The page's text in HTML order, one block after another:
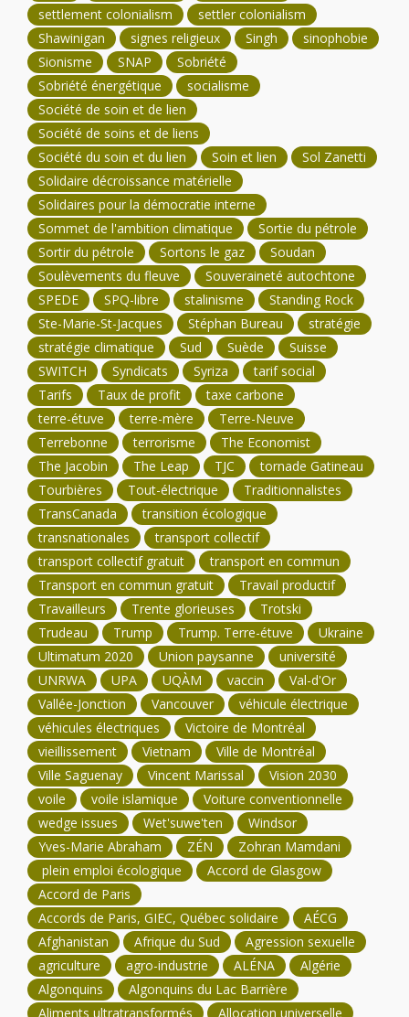
settlement colonialism
settler colonialism
Shawinigan
signes religieux Singh
sinophobie
Sionisme
SNAP
Sobriété
Sobriété énergétique
socialisme
Société de soin et de lien
Société de soins et de liens
Société du soin et du lien
Soin et lien
Sol Zanetti
Solidaire décroissance matérielle
Solidaires pour la démocratie interne
Sommet de l'ambition climatique
Sortie du pétrole
Sortir du pétrole
Sortons le gaz
Soudan
Soulèvements du fleuve
Souveraineté autochtone
SPEDE
SPQ-libre stalinisme
Standing Rock
Ste-Marie-St-Jacques
Stéphan Bureau
stratégie
stratégie climatique
Sud Suède
Suisse
SWITCH
Syndicats Syriza
tarif social
Tarifs
Taux de profit
taxe carbone
terre-étuve
terre-mère
Terre-Neuve
Terrebonne
terrorisme
The Economist
The Jacobin
The Leap TJC
tornade Gatineau
Tourbières
Tout-électrique
Traditionnalistes
TransCanada
transition écologique
transnationales
transport collectif
transport collectif gratuit
transport en commun
Transport en commun gratuit
Travail productif
Travailleurs
Trente glorieuses
Trotski
Trudeau
Trump Trump. Terre-étuve
Ukraine
Ultimatum 2020
Union paysanne
université
UNRWA
UPA UQÀM vaccin
Val-d'Or
Vallée-Jonction
Vancouver
véhicule électrique
véhicules électriques
Victoire de Montréal
vieillissement
Vietnam
Ville de Montréal
Ville Saguenay
Vincent Marissal
Vision 2030
voile
voile islamique
Voiture conventionnelle
wedge issues
Wet'suwe'ten
Windsor
Yves-Marie Abraham
ZÉN
Zohran Mamdani
plein emploi écologique
Accord de Glasgow
Accord de Paris
Accords de Paris, GIEC, Québec solidaire
AÉCG
Afghanistan
Afrique du Sud
Agression sexuelle
agriculture
agro-industrie ALÉNA
Algérie
Algonquins
Algonquins du Lac Barrière
Aliments ultratransformés
Allocation universelle